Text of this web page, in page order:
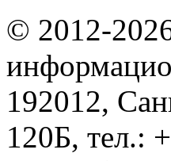
© 2012-
192012,
120Б, тел.: